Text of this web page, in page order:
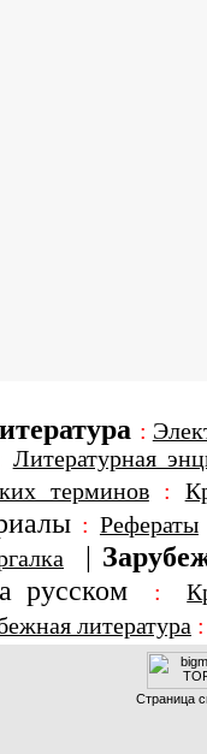
:
Литературная
терминов:
: Рефераты
|
русском :
литература
Страница